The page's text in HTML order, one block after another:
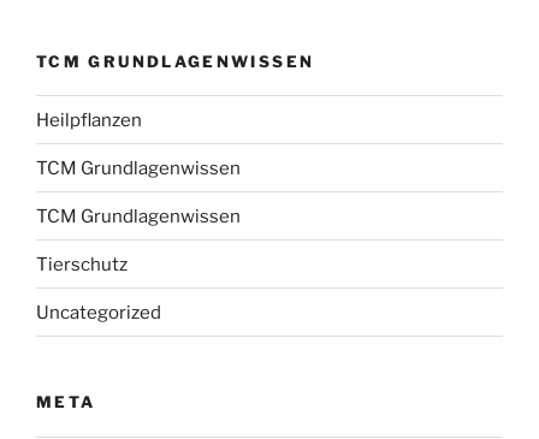
TCM GRUNDLAGENWISSEN
Heilpflanzen
TCM Grundlagenwissen
TCM Grundlagenwissen
Tierschutz
Uncategorized
META